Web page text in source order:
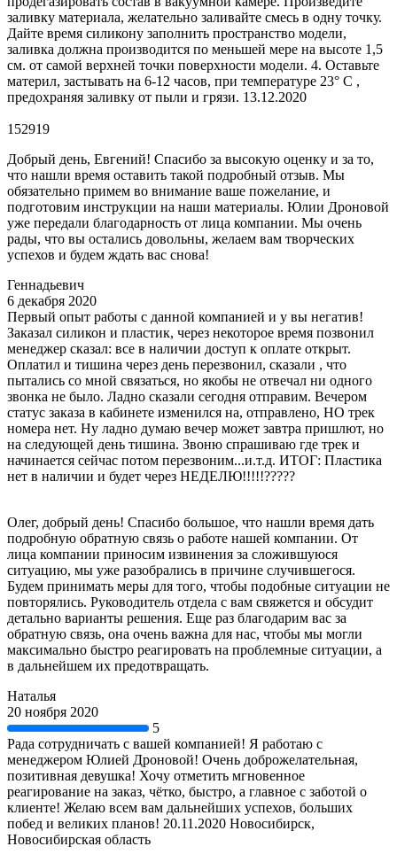
заливку материала, желательно заливайте смесь в одну точку.
Дайте время силикону заполнить пространство модели,
заливка должна производится по меньшей мере на высоте 1,5
см. от самой верхней точки поверхности модели. 4. Оставьте
материл, застывать на 6-12 часов, при температуре 23° С ,
предохраняя заливку от пыли и грязи. 13.12.2020
152919
Добрый день, Евгений! Спасибо за высокую оценку и за то,
что нашли время оставить такой подробный отзыв. Мы
обязательно примем во внимание ваше пожелание, и
подготовим инструкции на наши материалы. Юлии Дроновой
уже передали благодарность от лица компании. Мы очень
рады, что вы остались довольны, желаем вам творческих
успехов и будем ждать вас снова!
Геннадьевич
6 декабря 2020
Первый опыт работы с данной компанией и у вы негатив!
Заказал силикон и пластик, через некоторое время позвонил
менеджер сказал: все в наличии доступ к оплате открыт.
Оплатил и тишина через день перезвонил, сказали , что
пытались со мной связаться, но якобы не отвечал ни одного
звонка не было. Ладно сказали сегодня отправим. Вечером
статус заказа в кабинете изменился на, отправлено, НО трек
номера нет. Ну ладно думаю вечер может завтра пришлют, но
на следующей день тишина. Звоню спрашиваю где трек и
начинается сейчас потом перезвоним...и.т.д. ИТОГ: Пластика
нет в наличии и будет через НЕДЕЛЮ!!!!!?????
Олег, добрый день! Спасибо большое, что нашли время дать
подробную обратную связь о работе нашей компании. От
лица компании приносим извинения за сложившуюся
ситуацию, мы уже разобрались в причине случившегося.
Будем принимать меры для того, чтобы подобные ситуации не
повторялись. Руководитель отдела с вам свяжется и обсудит
детально варианты решения. Еще раз благодарим вас за
обратную связь, она очень важна для нас, чтобы мы могли
максимально быстро реагировать на проблемные ситуации, а
в дальнейшем их предотвращать.
Наталья
20 ноября 2020
5
Рада сотрудничать с вашей компанией! Я работаю с
менеджером Юлией Дроновой! Очень доброжелательная,
позитивная девушка! Хочу отметить мгновенное
реагирование на заказ, чётко, быстро, а главное с заботой о
клиенте! Желаю всем вам дальнейших успехов, больших
побед и великих планов! 20.11.2020 Новосибирск,
Новосибирская область